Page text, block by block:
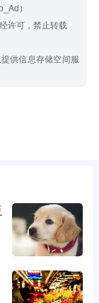
）
许可，禁止转载
供信息存储空间服